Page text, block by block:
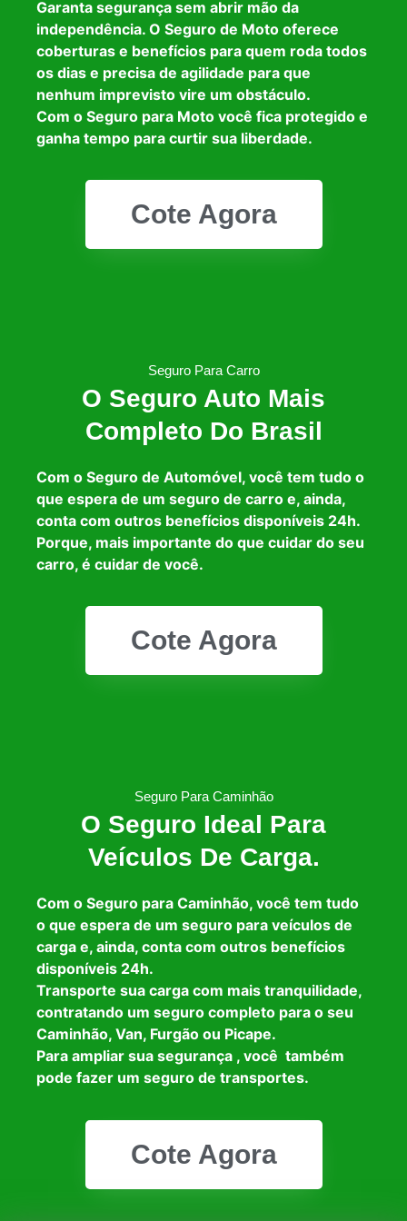
Garanta segurança sem abrir mão da
independência. O Seguro de Moto oferece
coberturas e benefícios para quem roda todos
os dias e precisa de agilidade para que
nenhum imprevisto vire um obstáculo.
Com o Seguro para Moto você fica protegido e
ganha tempo para curtir sua liberdade.
Cote Agora
Seguro Para Carro
O Seguro Auto Mais
Completo Do Brasil
Com o Seguro de Automóvel, você tem tudo o
que espera de um seguro de carro e, ainda,
conta com outros benefícios disponíveis 24h.
Porque, mais importante do que cuidar do seu
carro, é cuidar de você.
Cote Agora
Seguro Para Caminhão
O Seguro Ideal Para
Veículos De Carga.
Com o Seguro para Caminhão, você tem tudo
o que espera de um seguro para veículos de
carga e, ainda, conta com outros benefícios
disponíveis 24h.
Transporte sua carga com mais tranquilidade,
contratando um seguro completo para o seu
Caminhão, Van, Furgão ou Picape.
Para ampliar sua segurança , você também
pode fazer um seguro de transportes.
Cote Agora